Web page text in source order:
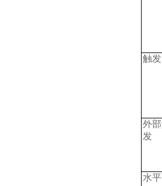
触发
外
发
水平